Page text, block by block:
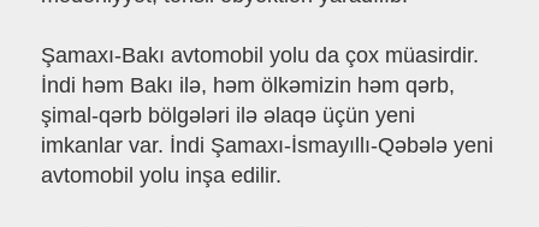
Şamaxı-Bakı avtomobil yolu da çox müasirdir.
İndi həm Bakı ilə, həm ölkəmizin həm qərb,
şimal-qərb bölgələri ilə əlaqə üçün yeni
imkanlar var. İndi Şamaxı-İsmayıllı-Qəbələ yeni
avtomobil yolu inşa edilir.